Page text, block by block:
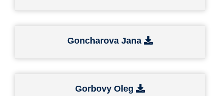
Goncharova Jana
Gorbovy Oleg